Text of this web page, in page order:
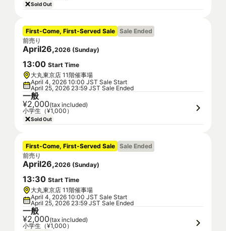
Sold Out
First-Come, First-Served Sale Sale Ended
前売り
April26,2026 (Sunday)
13:00 Start Time
大丸東京店 11階催事場
April 4, 2026 10:00 JST Sale Start
April 25, 2026 23:59 JST Sale Ended
一般
¥2,000(tax included)
小学生（¥1,000）
Sold Out
First-Come, First-Served Sale Sale Ended
前売り
April26,2026 (Sunday)
13:30 Start Time
大丸東京店 11階催事場
April 4, 2026 10:00 JST Sale Start
April 25, 2026 23:59 JST Sale Ended
一般
¥2,000(tax included)
小学生（¥1,000）